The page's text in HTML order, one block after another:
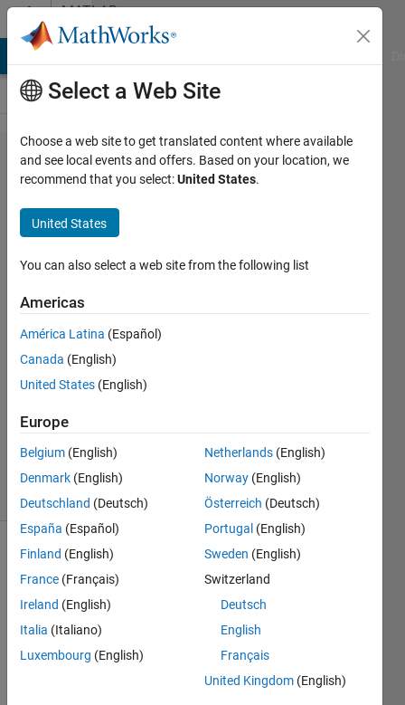
Skip to contentMATLAB
Answers
num2str
でchar
型にな
る理由
2 Feb
2023
2
Answer
Accepted
Updated
2 Feb 2023
14 Views
(30 days)
Select a Web Site
Choose a web site to get translated content where available
and see local events and offers. Based on your location, we
recommend that you select:United States.
United States
You can also select a web site from the following list
Americas
América Latina (Español)
Canada (English)
United States (English)
Europe
Belgium (English)
Denmark (English)
Deutschland (Deutsch)
España (Español)
Finland (English)
France (Français)
Ireland (English)
Italia (Italiano)
Luxembourg (English)
Netherlands (English)
Norway (English)
Österreich (Deutsch)
Portugal (English)
Sweden (English)
Switzerland
Deutsch
English
Français
United Kingdom (English)